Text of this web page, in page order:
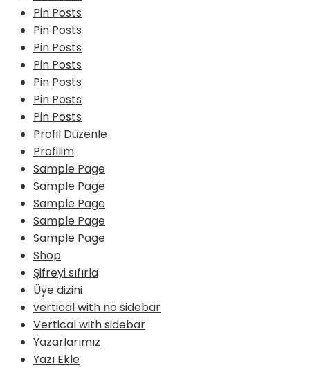
Pin Posts
Pin Posts
Pin Posts
Pin Posts
Pin Posts
Pin Posts
Pin Posts
Profil Düzenle
Profilim
Sample Page
Sample Page
Sample Page
Sample Page
Sample Page
Shop
Şifreyi sıfırla
Üye dizini
vertical with no sidebar
Vertical with sidebar
Yazarlarımız
Yazı Ekle